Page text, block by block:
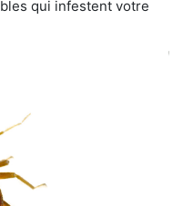
qui infestent votre